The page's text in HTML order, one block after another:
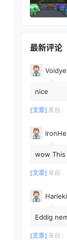
最新评论
nice
[文章] 来自：
wow
know
[文章] 来自：
Eddig
[文章] 来自：